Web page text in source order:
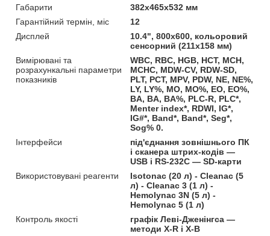
Габарити
382х465х532 мм
Гарантійний термін, міс
12
Дисплей
10.4", 800х600, кольоровий
сенсорний (211х158 мм)
Вимірювані та
розрахункальні параметри
показників
WBC, RBC, HGB, HCT, MCH,
MCHC, MDW-CV, RDW-SD,
PLT, PCT, MPV, PDW, NE, NE%,
LY, LY%, MO, MO%, EO, EO%,
BA, BA, BA%, PLC-R, PLC*,
Menter index*, RDWI, IG*,
IG#*, Band*, Band*, Seg*,
Sog% 0.
Інтерфейси
під'єднання зовнішнього ПК
і сканера штрих-кодів —
USB і RS-232C — SD-карти
Використовувані реагенти
Isotonac (20 л) - Cleanac (5
л) - Cleanac 3 (1 л) -
Hemolynac 3N (5 л) -
Hemolynac 5 (1 л)
Контроль якості
графік Леві-Дженінгса —
методи X-R і X-B